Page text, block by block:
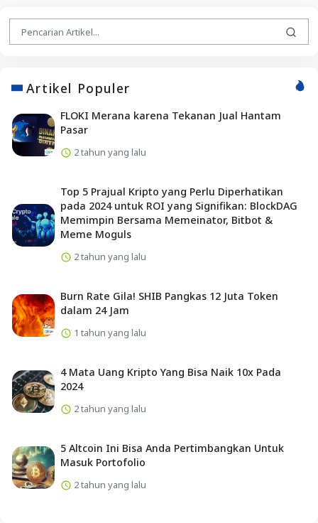
Artikel Populer
FLOKI Merana karena Tekanan Jual Hantam
Pasar
2 tahun yang lalu
Top 5 Prajual Kripto yang Perlu Diperhatikan
pada 2024 untuk ROI yang Signifikan: BlockDAG
Memimpin Bersama Memeinator, Bitbot &
Meme Moguls
2 tahun yang lalu
Burn Rate Gila! SHIB Pangkas 12 Juta Token
dalam 24 Jam
1 tahun yang lalu
4 Mata Uang Kripto Yang Bisa Naik 10x Pada
2024
2 tahun yang lalu
5 Altcoin Ini Bisa Anda Pertimbangkan Untuk
Masuk Portofolio
2 tahun yang lalu